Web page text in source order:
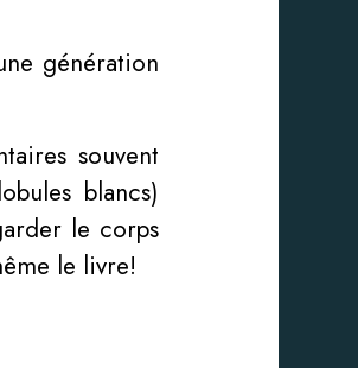
génération
souvent
blancs)
le corps
le livre!